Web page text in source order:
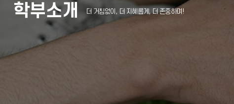
학부소개